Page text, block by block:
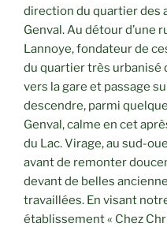
direction du quartier des
Genval. Au détour d’une
Lannoye, fondateur de
du quartier très urbanisé
vers la gare et passage
descendre, parmi
Genval, calme en cet
du Lac. Virage, au sud-
avant de remonter
devant de belles
travaillées. En visant
établissement « Chez